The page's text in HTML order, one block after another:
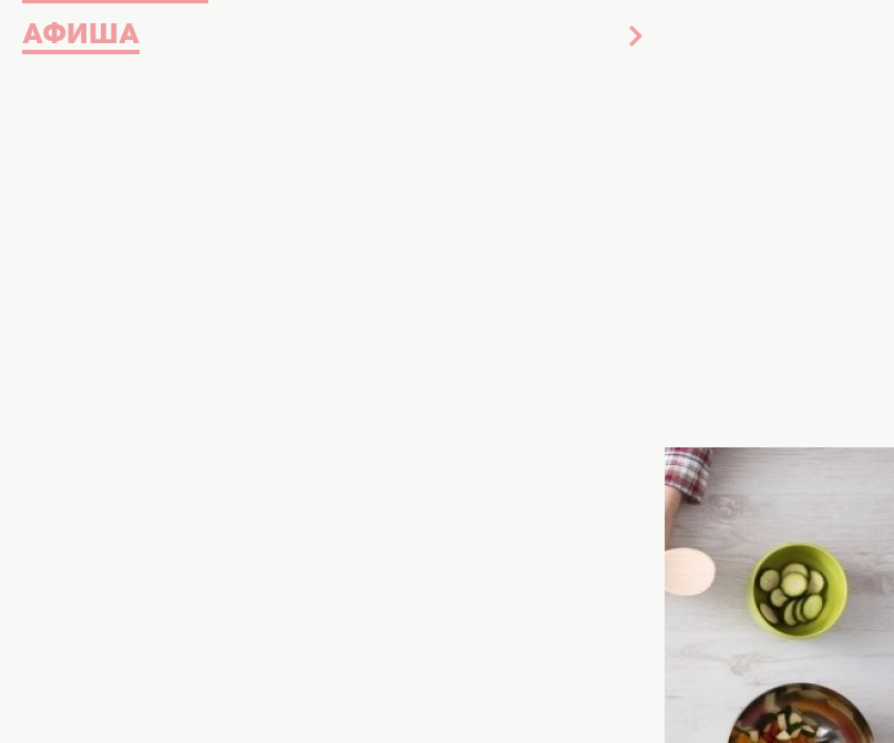
АФИША
Иногда на кухне нам срочно нужно забить в строку поисковика
названия продуктов, о которых нам необходимо кое-что разузнать, или
же уточнить количество ингредиентов. Но в процессе приготовления
делать это крайне неудобно. Мы расскажем вам о том, как голосовой
на смартфоне может стать лучшим кулинарным
Google обновил логотип: дудл в виде ролика